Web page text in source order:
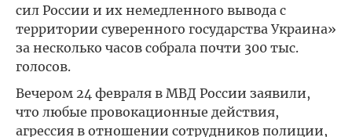
сил России и их немедленного вывода с
территории суверенного государства Украина»
за несколько часов собрала почти 300 тыс.
голосов.
Вечером 24 февраля в МВД России заявили,
что любые провокационные действия,
агрессия в отношении сотрудников полиции,